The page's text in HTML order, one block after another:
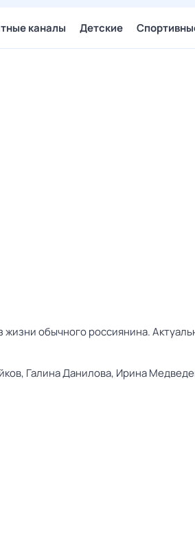
каналы Детские
обычного россиянина.
Галина Данилова, Ирина